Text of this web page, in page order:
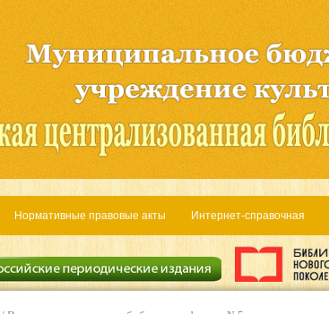
Нормативные правовые акты Интернет-справочная